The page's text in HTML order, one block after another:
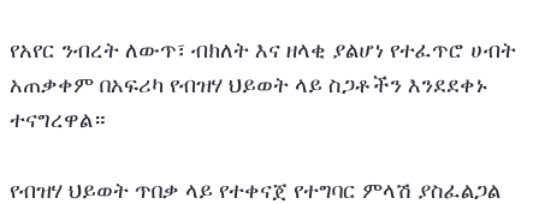
የአየር ንብረት ለውጥ፣ ብክለት እና ዘላቂ ያልሆነ የተፈጥሮ ሀብት
አጠቃቀም በአፍሪካ የብዝሃ ህይወት ላይ ስጋቶችን እንደደቀኑ
ተናግረዋል።
የብዝሃ ህይወት ጥበቃ ላይ የተቀናጀ የተግባር ምላሽ ያስፈልጋል